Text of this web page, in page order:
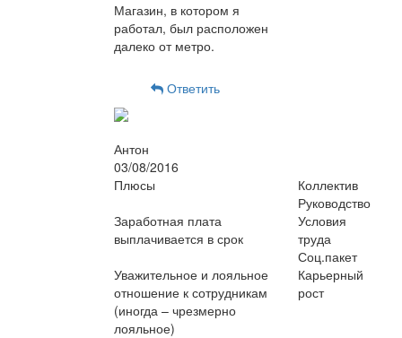
Магазин, в котором я
работал, был расположен
далеко от метро.
Ответить
Антон
03/08/2016
Плюсы
Заработная плата
выплачивается в срок
Уважительное и лояльное
отношение к сотрудникам
(иногда – чрезмерно
лояльное)
Коллектив
Руководство
Условия
труда
Соц.пакет
Карьерный
рост